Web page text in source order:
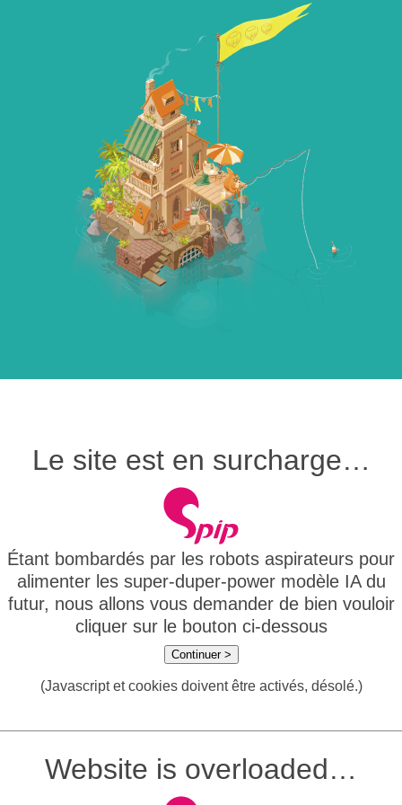
Le site est en surcharge…
Étant bombardés par les robots aspirateurs pour
alimenter les super-duper-power modèle IA du
futur, nous allons vous demander de bien vouloir
cliquer sur le bouton ci-dessous
Continuer >
(Javascript et cookies doivent être activés, désolé.)
Website is overloaded…